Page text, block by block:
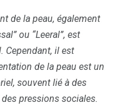
de la peau, également
ou “Leeral”, est
Cependant, il est
de la peau est un
souvent lié à des
pressions sociales.